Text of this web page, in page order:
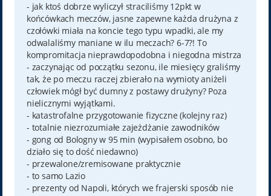
- jak ktoś dobrze wyliczył straciliśmy 12pkt w
końcówkach meczów, jasne zapewne każda drużyna z
czołówki miała na koncie tego typu wpadki, ale my
odwalaliśmy maniane w ilu meczach? 6-7?! To
kompromitacja nieprawdopodobna i niegodna mistrza
- zaczynając od początku sezonu, ile miesięcy graliśmy
tak, że po meczu raczej zbierało na wymioty aniżeli
człowiek mógł być dumny z postawy drużyny? Poza
nielicznymi wyjątkami.
- katastrofalne przygotowanie fizyczne (kolejny raz)
- totalnie niezrozumiałe zajeżdżanie zawodników
- gong od Bologny w 95 min (wypisałem osobno, bo
działo się to dość niedawno)
- przewalone/zremisowane praktycznie
- to samo Lazio
- prezenty od Napoli, których we frajerski sposób nie